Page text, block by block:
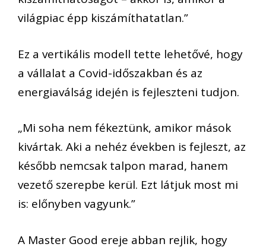
világpiac épp kiszámíthatatlan.”
Ez a vertikális modell tette lehetővé, hogy
a vállalat a Covid-időszakban és az
energiaválság idején is fejleszteni tudjon.
„Mi soha nem fékeztünk, amikor mások
kivártak. Aki a nehéz években is fejleszt, az
később nemcsak talpon marad, hanem
vezető szerepbe kerül. Ezt látjuk most mi
is: előnyben vagyunk.”
A Master Good ereje abban rejlik, hogy